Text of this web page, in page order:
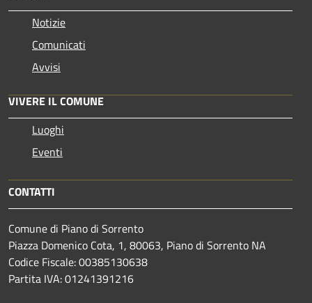
Notizie
Comunicati
Avvisi
VIVERE IL COMUNE
Luoghi
Eventi
CONTATTI
Comune di Piano di Sorrento
Piazza Domenico Cota, 1, 80063, Piano di Sorrento NA
Codice Fiscale: 00385130638
Partita IVA: 01241391216